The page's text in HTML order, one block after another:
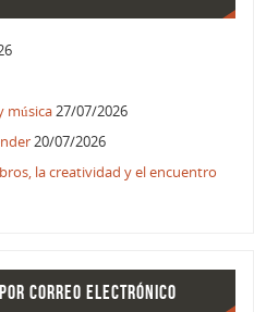
música27/07/2026
20/07/2026
la creatividad y el encuentro
CORREO ELECTRÓNICO